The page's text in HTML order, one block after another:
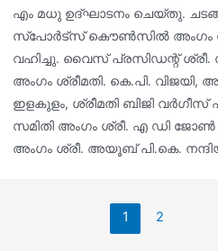
എം മധു ഉദ്‌ഘാടനം ചെയ്തു.
സ്പോർട്സ് കൌൺസിൽ അംഗം
വഹിച്ചു. വൈസ് പ്രസിഡന്റ് ശ്രീ.
അംഗം ശ്രീമതി. കെ.പി.
ഇളകുളം, ശ്രീമതി ബിജി വർഗീസ്
സമിതി അംഗം ശ്രീ. എ ഡി
അംഗം ശ്രീ. അയൂബ് പി.കെ.
1 2